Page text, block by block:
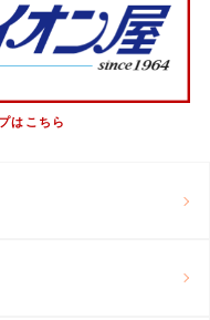
はこちら